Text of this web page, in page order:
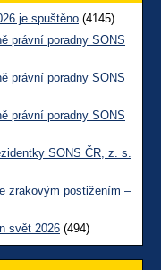
je spuštěno (4145)
právní poradny SONS
právní poradny SONS
právní poradny SONS
SONS ČR, z. s.
zrakovým postižením –
svět 2026 (494)